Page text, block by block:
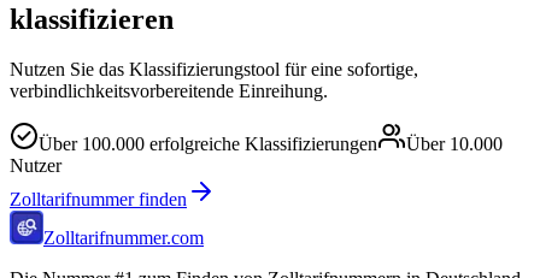
klassifizieren
Nutzen Sie das Klassifizierungstool für eine sofortige,
verbindlichkeitsvorbereitende Einreihung.
Über 100.000 erfolgreiche Klassifizierungen Über 10.000
Nutzer
Zolltarifnummer finden
Zolltarifnummer.com